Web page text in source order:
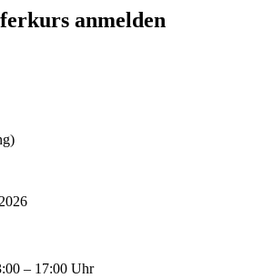
anmelden
– 17:00 Uhr